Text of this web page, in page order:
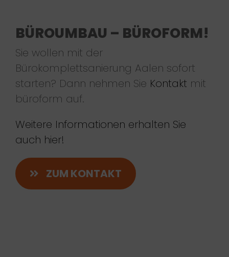
BÜROUMBAU – BÜROFORM!
Sie wollen mit der
Bürokomplettsanierung Aalen sofort
starten? Dann nehmen Sie Kontakt mit
büroform auf.
Weitere Informationen erhalten Sie
auch hier!
ZUM KONTAKT